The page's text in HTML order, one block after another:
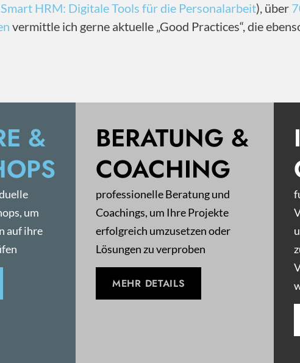
Smart HRM: Digitale Tools für die Personalarbeit), über
vermittle ich gerne aktuelle „Good Practices“, die
&
um
auf ihre
BERATUNG &
COACHING
professionelle Beratung und
Coachings, um Ihre Projekte
erfolgreich umzusetzen oder
Lösungen zu verproben
MEHR DETAILS